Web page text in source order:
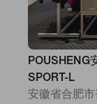
POUSHENG
SPORT-L
安徽省合肥